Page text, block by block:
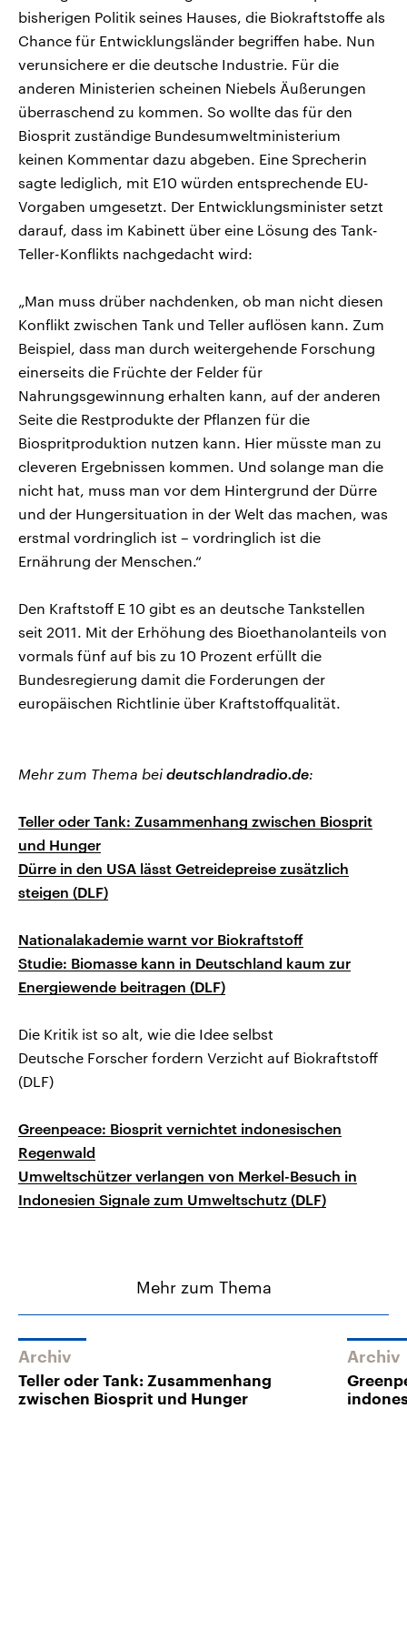
bisherigen Politik seines Hauses, die Biokraftstoffe als
Chance für Entwicklungsländer begriffen habe. Nun
verunsichere er die deutsche Industrie. Für die
anderen Ministerien scheinen Niebels Äußerungen
überraschend zu kommen. So wollte das für den
Biosprit zuständige Bundesumweltministerium
keinen Kommentar dazu abgeben. Eine Sprecherin
sagte lediglich, mit E10 würden entsprechende EU-
Vorgaben umgesetzt. Der Entwicklungsminister setzt
darauf, dass im Kabinett über eine Lösung des Tank-
Teller-Konflikts nachgedacht wird:
„Man muss drüber nachdenken, ob man nicht diesen
Konflikt zwischen Tank und Teller auflösen kann. Zum
Beispiel, dass man durch weitergehende Forschung
einerseits die Früchte der Felder für
Nahrungsgewinnung erhalten kann, auf der anderen
Seite die Restprodukte der Pflanzen für die
Biospritproduktion nutzen kann. Hier müsste man zu
cleveren Ergebnissen kommen. Und solange man die
nicht hat, muss man vor dem Hintergrund der Dürre
und der Hungersituation in der Welt das machen, was
erstmal vordringlich ist – vordringlich ist die
Ernährung der Menschen.“
Den Kraftstoff E 10 gibt es an deutsche Tankstellen
seit 2011. Mit der Erhöhung des Bioethanolanteils von
vormals fünf auf bis zu 10 Prozent erfüllt die
Bundesregierung damit die Forderungen der
europäischen Richtlinie über Kraftstoffqualität.
Mehr zum Thema bei deutschlandradio.de:
Teller oder Tank: Zusammenhang zwischen Biosprit
und Hunger
Dürre in den USA lässt Getreidepreise zusätzlich
steigen (DLF)
Nationalakademie warnt vor Biokraftstoff
Studie: Biomasse kann in Deutschland kaum zur
Energiewende beitragen (DLF)
Die Kritik ist so alt, wie die Idee selbst
Deutsche Forscher fordern Verzicht auf Biokraftstoff
(DLF)
Greenpeace: Biosprit vernichtet indonesischen
Regenwald
Umweltschützer verlangen von Merkel-Besuch in
Indonesien Signale zum Umweltschutz (DLF)
Mehr zum Thema
Archiv
Teller oder Tank: Zusammenhang
zwischen Biosprit und Hunger
Archiv